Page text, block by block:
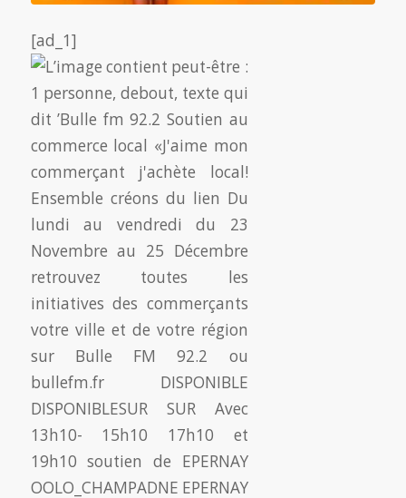
[ad_1]